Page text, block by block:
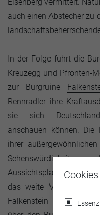
auch einen Abstecher zu
In der Folge führt die
Kreuzegg und Pfronten-
zur Burgruine
Rennradler ihre
sie sich
anschauen können.
ihrer
Aussichtsplattform lässt
das weite
Falkenstein halten sich
Cookies